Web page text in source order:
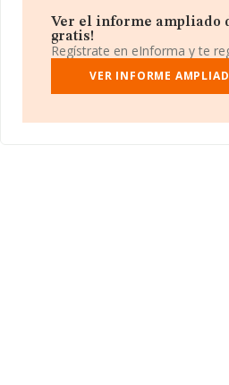
Andalucía.
En relación con el sector y
ámbito nacional la facturación
de la facturación de ventas entre
Respecto a la información de la
de ampliar la información relativa
Ver el informe ampliado
gratis!
Regístrate en eInforma y te
VER INFORME